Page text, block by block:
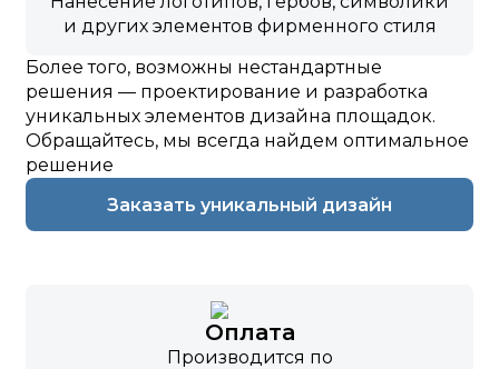
и других элементов фирменного стиля
Более того, возможны нестандартные
решения — проектирование и разработка
уникальных элементов дизайна площадок.
Обращайтесь, мы всегда найдем оптимальное
решение
Заказать уникальный дизайн
Оплата
Производится по